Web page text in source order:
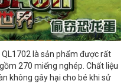
là sản phẩm được rất
270 miếng nghép. Chất liệu
không gây hại cho bé khi sử